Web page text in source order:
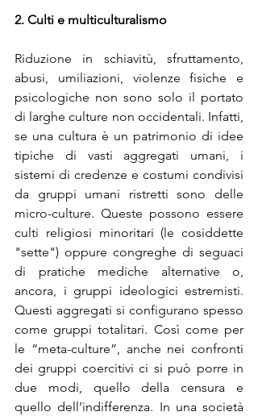
2. Culti e multiculturalismo
Riduzione in schiavitù, sfruttamento,
abusi, umiliazioni, violenze fisiche e
psicologiche non sono solo il portato
di larghe culture non occidentali. Infatti,
se una cultura è un patrimonio di idee
tipiche di vasti aggregati umani, i
sistemi di credenze e costumi condivisi
da gruppi umani ristretti sono delle
micro-culture. Queste possono essere
culti religiosi minoritari (le cosiddette
"sette") oppure congreghe di seguaci
di pratiche mediche alternative o,
ancora, i gruppi ideologici estremisti.
Questi aggregati si configurano spesso
come gruppi totalitari. Così come per
le “meta-culture”, anche nei confronti
dei gruppi coercitivi ci si può porre in
due modi, quello della censura e
quello dell’indifferenza. In una società